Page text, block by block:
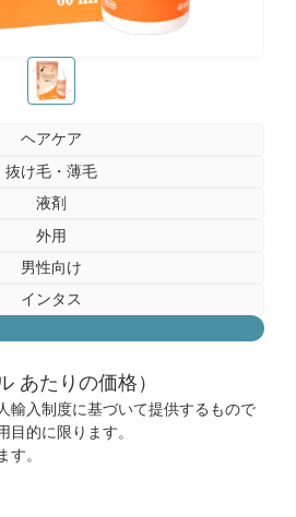
お薬ショップ
ヘアケア
抜け毛・薄毛
液剤
外用
男性向け
インタス
あたりの価格）
輸入制度に基づいて提供するもので
的に限ります。
。